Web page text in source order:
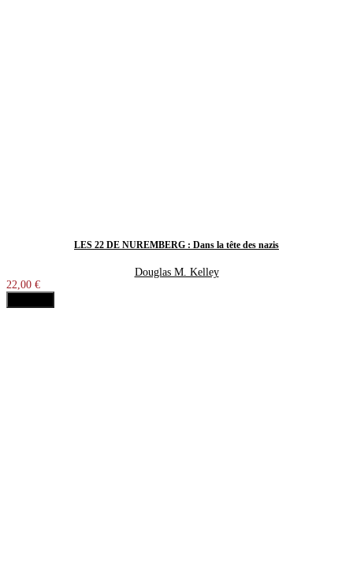
LES 22 DE NUREMBERG : Dans la tête des nazis
Douglas M. Kelley
22,00 €